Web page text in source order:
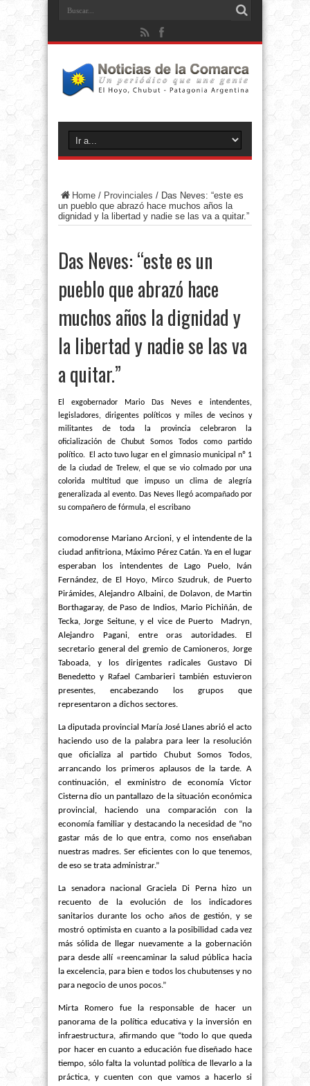
Home / Provinciales / Das Neves: “este es
un pueblo que abrazó hace muchos años la
dignidad y la libertad y nadie se las va a quitar.”
Das Neves: “este es un
pueblo que abrazó hace
muchos años la dignidad y
la libertad y nadie se las va
a quitar.”
El exgobernador Mario Das Neves e intendentes,
legisladores, dirigentes políticos y miles de vecinos y
militantes de toda la provincia celebraron la
oficialización de Chubut Somos Todos como partido
político. El acto tuvo lugar en el gimnasio municipal nº 1
de la ciudad de Trelew, el que se vio colmado por una
colorida multitud que impuso un clima de alegría
generalizada al evento. Das Neves llegó acompañado por
su compañero de fórmula, el escribano
comodorense Mariano Arcioni, y el intendente de la
ciudad anfitriona, Máximo Pérez Catán. Ya en el lugar
esperaban los intendentes de Lago Puelo, Iván
Fernández, de El Hoyo, Mirco Szudruk, de Puerto
Pirámides, Alejandro Albaini, de Dolavon, de Martin
Borthagaray, de Paso de Indios, Mario Pichiñán, de
Tecka, Jorge Seitune, y el vice de Puerto Madryn,
Alejandro Pagani, entre oras autoridades. El
secretario general del gremio de Camioneros, Jorge
Taboada, y los dirigentes radicales Gustavo Di
Benedetto y Rafael Cambarieri también estuvieron
presentes, encabezando los grupos que
representaron a dichos sectores.
La diputada provincial María José Llanes abrió el acto
haciendo uso de la palabra para leer la resolución
que oficializa al partido Chubut Somos Todos,
arrancando los primeros aplausos de la tarde. A
continuación, el exministro de economía Victor
Cisterna dio un pantallazo de la situación económica
provincial, haciendo una comparación con la
economía familiar y destacando la necesidad de “no
gastar más de lo que entra, como nos enseñaban
nuestras madres. Ser eficientes con lo que tenemos,
de eso se trata administrar.”
La senadora nacional Graciela Di Perna hizo un
recuento de la evolución de los indicadores
sanitarios durante los ocho años de gestión, y se
mostró optimista en cuanto a la posibilidad cada vez
más sólida de llegar nuevamente a la gobernación
para desde allí «reencaminar la salud pública hacia
la excelencia, para bien e todos los chubutenses y no
para negocio de unos pocos.”
Mirta Romero fue la responsable de hacer un
panorama de la política educativa y la inversión en
infraestructura, afirmando que “todo lo que queda
por hacer en cuanto a educación fue diseñado hace
tiempo, sólo falta la voluntad política de llevarlo a la
práctica, y cuenten con que vamos a hacerlo si